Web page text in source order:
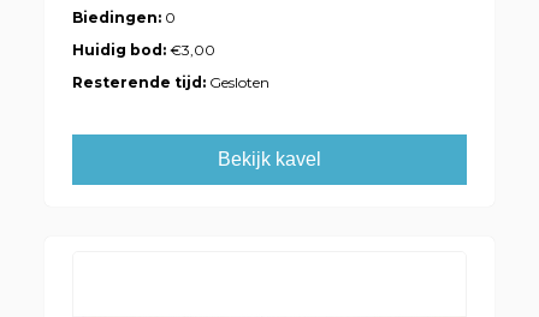
Biedingen: 0
Huidig bod:€3,00
Resterende tijd: Gesloten
Bekijk kavel